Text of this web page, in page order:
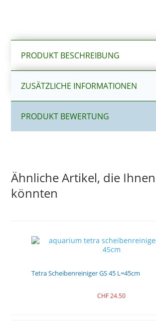
PRODUKT BESCHREIBUNG
ZUSÄTZLICHE INFORMATIONEN
PRODUKT BEWERTUNG
Ähnliche Artikel, die
könnten
Tetra Scheibenreiniger GS 45 L=45cm
CHF24.50